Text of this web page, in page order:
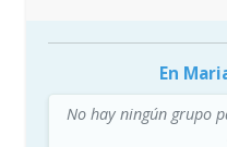
En
No hay ningún grupo